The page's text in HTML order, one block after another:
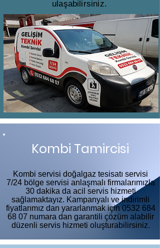
ulaşabilirsiniz.
Kombi Tamircisi
Kombi servisi doğalgaz tesisatı servisi
7/24 bölge servisi anlaşmalı firmalarımızla
30 dakika da acil servis hizmeti
sağlamaktayız. Kampanyalı ve indirimli
fiyatlarımız dan yararlanmak için 0532 684
68 07 numara dan garantili çözüm alabilir
düzenli servis hizmeti oluşturabilirsiniz.